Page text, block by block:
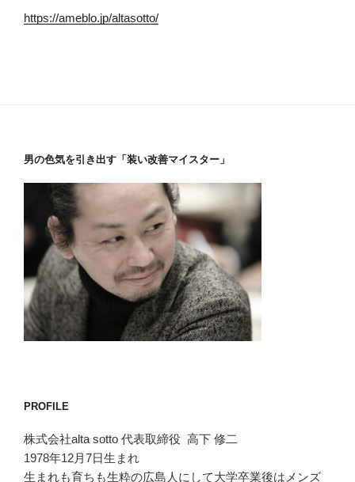
https://ameblo.jp/altasotto/
男の色気を引き出す「装い改善マイスター」
PROFILE
株式会社alta sotto 代表取締役 高下 修二
1978年12月7日生まれ
生まれも育ちも生粋の広島人にして大学卒業後はメンズ